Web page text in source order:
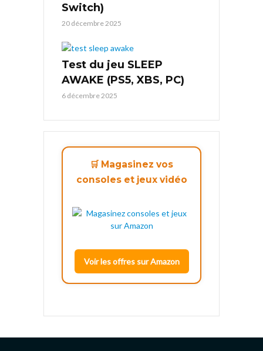
Switch)
20 décembre 2025
Test du jeu SLEEP
AWAKE (PS5, XBS, PC)
6 décembre 2025
🛒 Magasinez vos
consoles et jeux vidéo
Voir les offres sur Amazon